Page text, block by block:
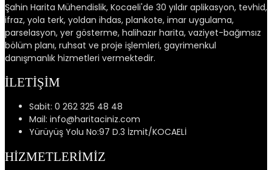
Şahin Harita Mühendislik, Kocaeli'de 30 yıldır aplikasyon, tevhid,
ifraz, yola terk, yoldan ihdas, plankote, imar uygulama,
parselasyon, yer gösterme, halihazır harita, vaziyet-bağımsız
bölüm planı, ruhsat ve proje işlemleri, gayrimenkul
danışmanlık hizmetleri vermektedir.
İLETİŞİM
Sabit: 0 262 325 48 48
Mail: info@haritaciniz.com
Yürüyüş Yolu No:97 D.3 İzmit/KOCAELİ
HİZMETLERİMİZ